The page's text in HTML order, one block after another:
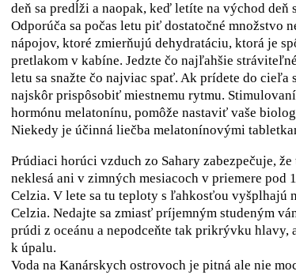
deň sa predĺži a naopak, keď letíte na východ deň
Odporúča sa počas letu piť dostatočné množstvo
nápojov, ktoré zmierňujú dehydratáciu, ktorá je
pretlakom v kabíne. Jedzte čo najľahšie
letu sa snažte čo najviac spať. Ak prídete do cieľa
najskôr prispôsobiť miestnemu rytmu.
hormónu melatonínu, pomôže nastaviť vaše
Niekedy je účinná liečba melatonínovými
Prúdiaci horúci vzduch zo Sahary zabezpečuje, že
neklesá ani v zimných mesiacoch v priemere pod
Celzia. V lete sa tu teploty s ľahkosťou vyšplhajú
Celzia. Nedajte sa zmiasť príjemným studeným
prúdi z oceánu a nepodceňte tak prikrývku hlavy,
k úpalu.
Voda na Kanárskych ostrovoch je pitná ale nie